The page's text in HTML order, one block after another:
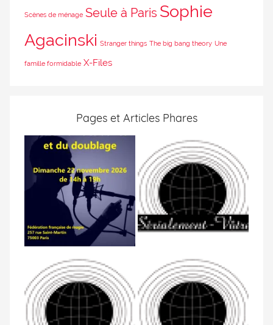
Scènes de ménage Seule à Paris Sophie
Agacinski Stranger things The big bang theory Une
famille formidable X-Files
Pages et Articles Phares